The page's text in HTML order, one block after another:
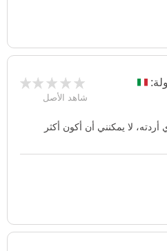
شاهد الأصل
لا يمكنني أن أكون أكثر